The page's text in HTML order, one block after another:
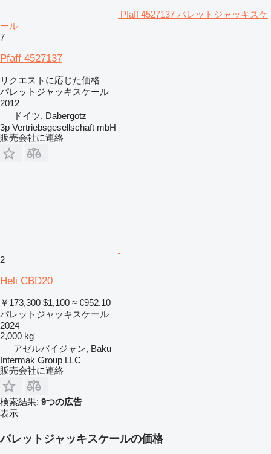
Pfaff 4527137 パレットジャッキスケ
ール
7
Pfaff 4527137
リクエストに応じた価格
パレットジャッキスケール
2012
ドイツ, Dabergotz
3p Vertriebsgesellschaft mbH
販売会社に連絡
2
Heli CBD20
￥173,300 $1,100 ≈ €952.10
パレットジャッキスケール
2024
2,000 kg
アゼルバイジャン, Baku
Intermak Group LLC
販売会社に連絡
検索結果: 9つの広告
表示
パレットジャッキスケールの価格